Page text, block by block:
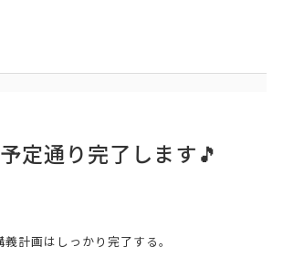
定通り完了します🎵
計画はしっかり完了する。